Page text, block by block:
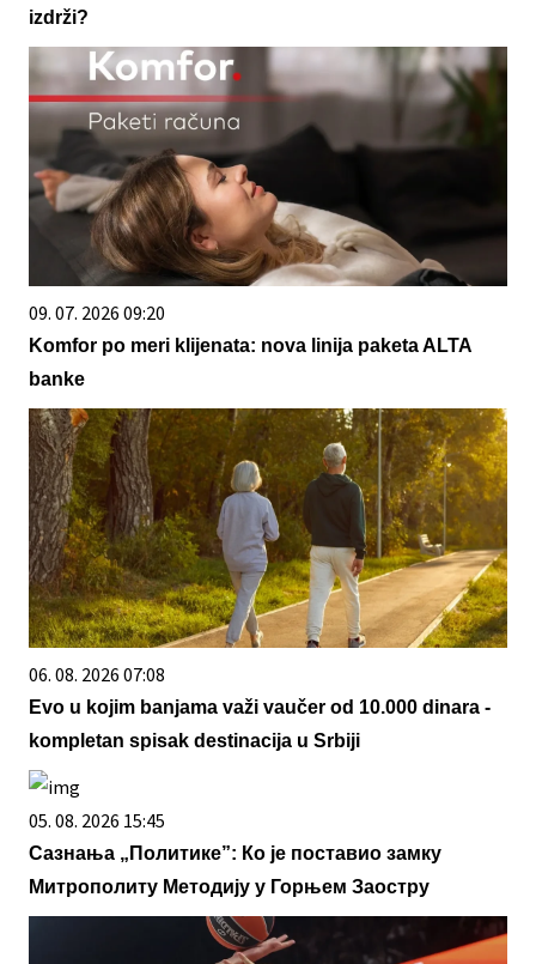
izdrži?
09. 07. 2026 09:20
Komfor po meri klijenata: nova linija paketa ALTA
banke
06. 08. 2026 07:08
Evo u kojim banjama važi vaučer od 10.000 dinara -
kompletan spisak destinacija u Srbiji
05. 08. 2026 15:45
Сазнања „Политике”: Ко је поставио замку
Митрополиту Методију у Горњем Заостру